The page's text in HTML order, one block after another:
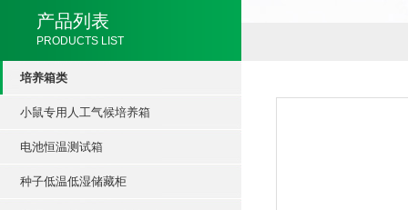
产品列表
PRODUCTS LIST
培养箱类
小鼠专用人工气候培养箱
电池恒温测试箱
种子低温低湿储藏柜